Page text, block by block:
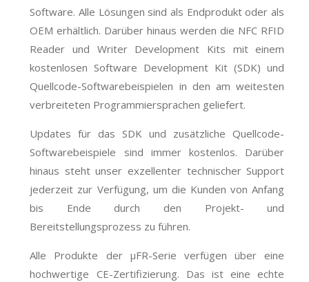
Software. Alle Lösungen sind als Endprodukt oder als
OEM erhältlich. Darüber hinaus werden die NFC RFID
Reader und Writer Development Kits mit einem
kostenlosen Software Development Kit (SDK) und
Quellcode-Softwarebeispielen in den am weitesten
verbreiteten Programmiersprachen geliefert.
Updates für das SDK und zusätzliche Quellcode-
Softwarebeispiele sind immer kostenlos. Darüber
hinaus steht unser exzellenter technischer Support
jederzeit zur Verfügung, um die Kunden von Anfang
bis Ende durch den Projekt- und
Bereitstellungsprozess zu führen.
Alle Produkte der μFR-Serie verfügen über eine
hochwertige CE-Zertifizierung. Das ist eine echte